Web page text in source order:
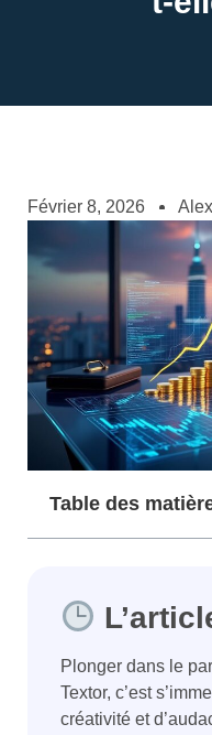
Février 8, 2026
Table des
Plonger dans le
Textor, c’est
créativité et